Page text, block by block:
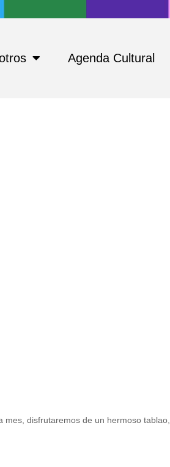
Agenda Cultural
disfrutaremos de un hermoso tablao,